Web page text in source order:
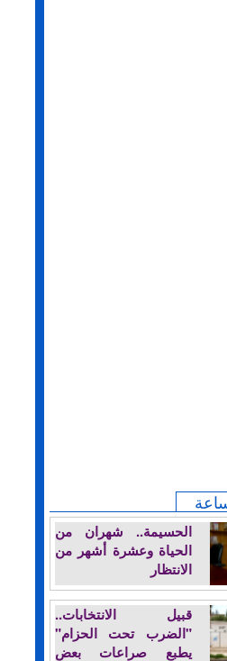
الحسيمة.. شهران من
الحياة وعشرة أشهر من
الانتظار
قبيل الانتخابات..
"الضرب تحت الحزام"
يطبع صراعات بعض